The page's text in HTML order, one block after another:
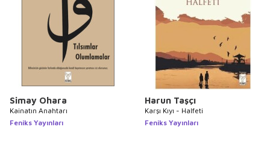
Simay Ohara
Kainatın Anahtarı
Feniks Yayınları
Harun Taşçı
Karşı Kıyı - Halfeti
Feniks Yayınları